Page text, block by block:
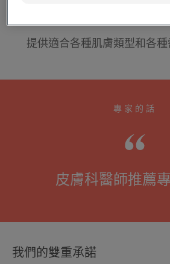
提供適合各種肌膚類型和各
專家的話
皮膚科醫師推薦
我們的雙重承諾